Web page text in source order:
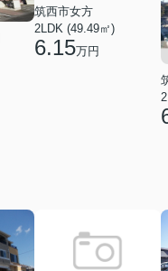
筑西市女方
2LDK (49.49㎡)
6.15万円